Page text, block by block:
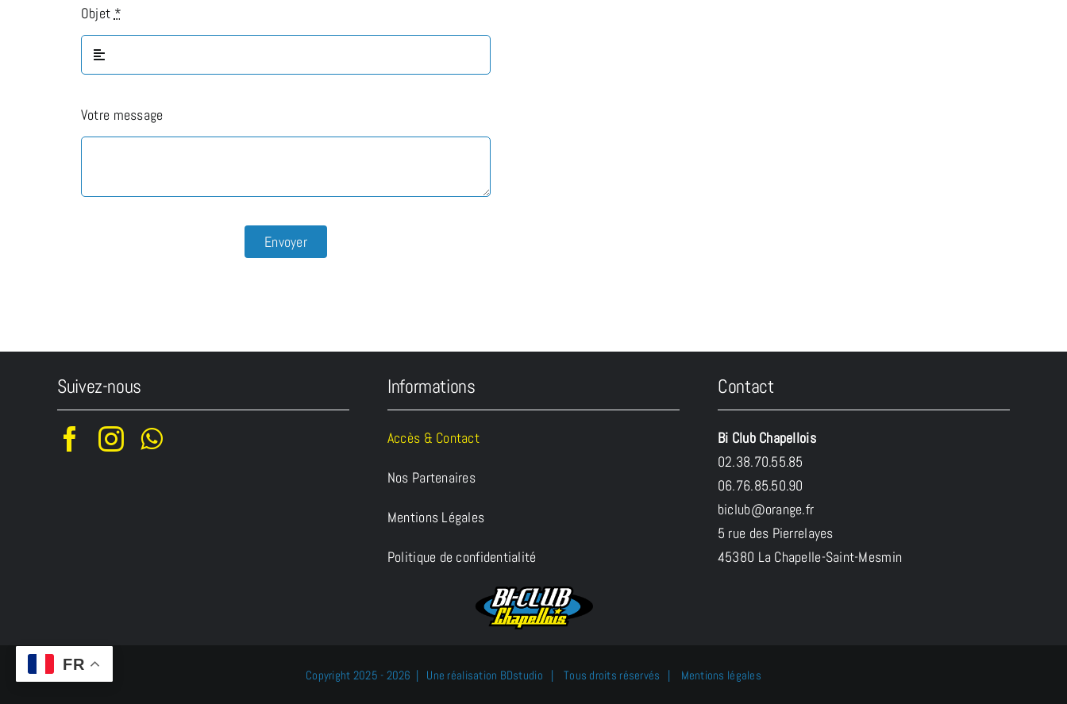
Objet *
Votre message
Envoyer
Suivez-nous Informations
Accès & Contact
Nos Partenaires
Mentions Légales
Politique de confidentialité
Contact
Bi Club Chapellois
02.38.70.55.85
06.76.85.50.90
biclub@orange.fr
5 rue des Pierrelayes
45380 La Chapelle-Saint-Mesmin
Copyright 2025 - 2026 | Une réalisation BDstudio | Tous droits réservés | Mentions légales
FR